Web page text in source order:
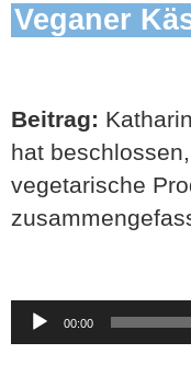
Veganer
Beitrag:
hat
vegetarische
Audio-
Player
00:00